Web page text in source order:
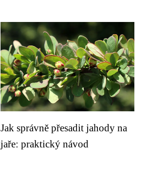
Jak správně přesadit jahody na
jaře: praktický návod